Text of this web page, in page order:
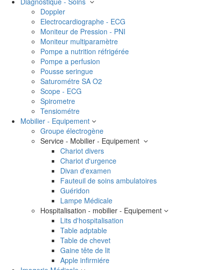
Doppler
Electrocardiographe - ECG
Moniteur de Pression - PNI
Moniteur multiparamètre
Pompe a nutrition réfrigérée
Pompe a perfusion
Pousse seringue
Saturométre SA O2
Scope - ECG
Spirometre
Tensiométre
Mobilier - Equipement
Groupe électrogène
Service - Mobilier - Equipement
Chariot divers
Chariot d'urgence
Divan d'examen
Fauteuil de soins ambulatoires
Guéridon
Lampe Médicale
Hospitalisation - mobilier - Equipement
Lits d'hospitalisation
Table adptable
Table de chevet
Gaine tête de lit
Apple infirmiére